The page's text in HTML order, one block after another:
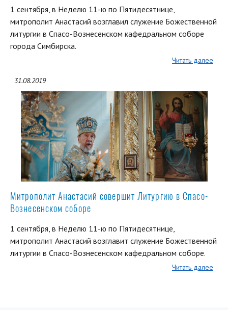
1 сентября, в Неделю 11-ю по Пятидесятнице,
митрополит Анастасий возглавил служение Божественной
литургии в Спасо-Вознесенском кафедральном соборе
города Симбирска.
Читать далее
31.08.2019
Митрополит Анастасий совершит Литургию в Спасо-
Вознесенском соборе
1 сентября, в Неделю 11-ю по Пятидесятнице,
митрополит Анастасий возглавит служение Божественной
литургии в Спасо-Вознесенском кафедральном соборе.
Читать далее